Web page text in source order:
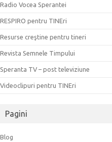
Radio Vocea Sperantei
RESPIRO pentru TINEri
Resurse creştine pentru tineri
Revista Semnele Timpului
Speranta TV – post televiziune
Videoclipuri pentru TINEri
Pagini
Blog